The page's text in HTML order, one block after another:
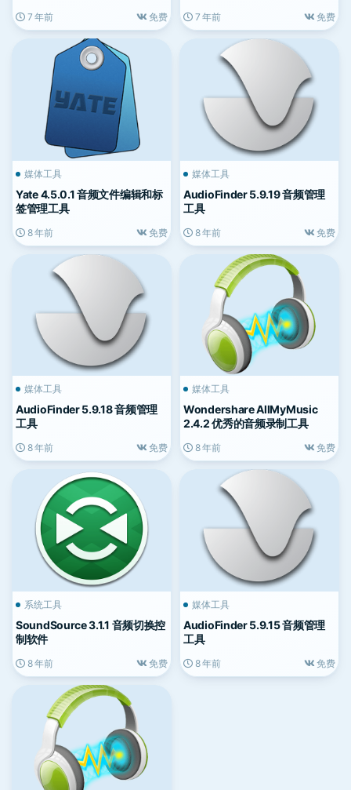
7 年前 免费 7 年前 免费
媒体工具
Yate 4.5.0.1 音频文件编辑和标
签管理工具
8 年前 免费
媒体工具
AudioFinder 5.9.19 音频管理
工具
8 年前 免费
媒体工具
AudioFinder 5.9.18 音频管理
工具
8 年前 免费
媒体工具
Wondershare AllMyMusic
2.4.2 优秀的音频录制工具
8 年前 免费
系统工具
SoundSource 3.1.1 音频切换控
制软件
8 年前 免费
媒体工具
AudioFinder 5.9.15 音频管理
工具
8 年前 免费